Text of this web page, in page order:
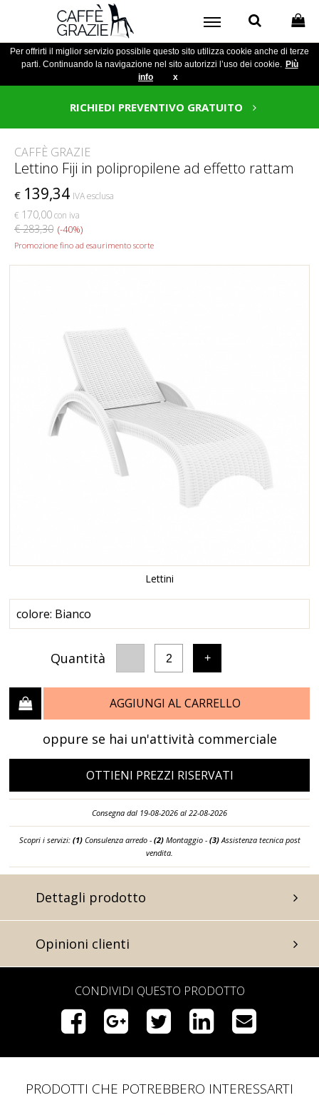
Per offrirti il miglior servizio possibile questo sito utilizza cookie anche di terze
parti. Continuando la navigazione nel sito autorizzi l’uso dei cookie. Più
info
x
RICHIEDI PREVENTIVO GRATUITO
CAFFÈ GRAZIE
Lettino Fiji in polipropilene ad effetto rattam
€ 139,34 IVA esclusa
€ 170,00con iva
€ 283,30 (-40%)
Promozione fino ad esaurimento scorte
Lettini
colore: Bianco
Quantità 2 +
AGGIUNGI AL CARRELLO
oppure se hai un'attività commerciale
OTTIENI PREZZI RISERVATI
Consegna dal 19-08-2026 al 22-08-2026
Scopri i servizi: (1)Consulenza arredo - (2)Montaggio - (3)Assistenza tecnica post
vendita.
Dettagli prodotto
Opinioni clienti
CONDIVIDI QUESTO PRODOTTO
PRODOTTI CHE POTREBBERO INTERESSARTI